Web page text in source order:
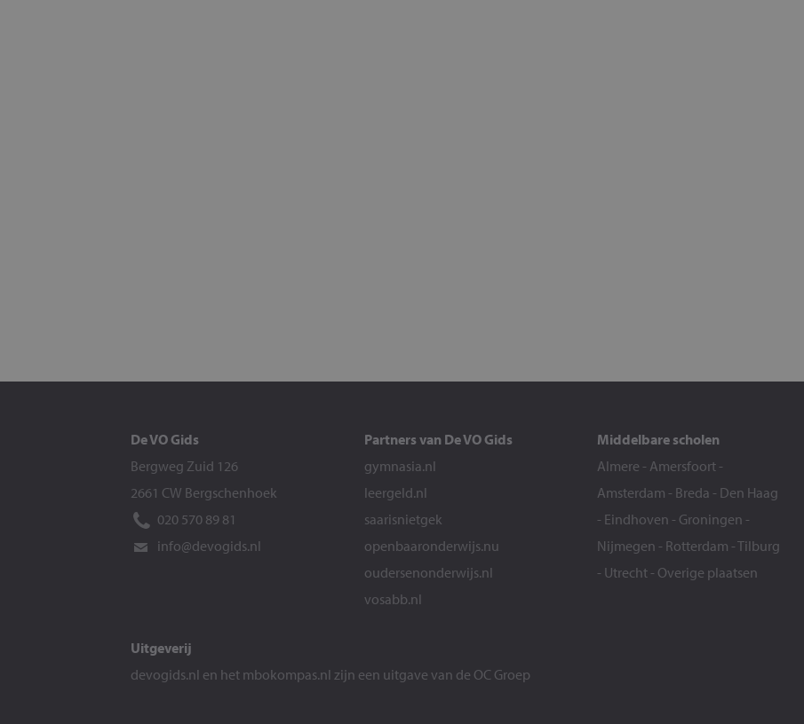
De VO Gids
Bergweg Zuid 126
2661 CW Bergschenhoek
020 570 89 81
info@devogids.nl
Partners van De VO Gids
gymnasia.nl
leergeld.nl
saarisnietgek
openbaaronderwijs.nu
oudersenonderwijs.nl
vosabb.nl
Middelbare scholen
Almere - Amersfoort -
Amsterdam - Breda - Den Haag
- Eindhoven - Groningen -
Nijmegen - Rotterdam -Tilburg
- Utrecht - Overige plaatsen
Uitgeverij
devogids.nl en het mbokompas.nl zijn een uitgave van de OC Groep